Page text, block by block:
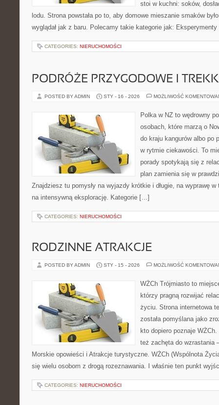
stoi w kuchni: soków,
lodu. Strona powstała po to, aby domowe mieszanie smaków
wyglądał jak z baru. Polecamy takie kategorie jak:
CATEGORIES: NIERUCHOMOŚCI
PODRÓŻE PRZYGODOWE I
POSTED BY ADMIN STY - 16 - 2026 MOŻLIWOŚĆ
Polka w NZ to wędrowny
osobach, które marzą o
do kraju kangurów albo po
w rytmie ciekawości. To
porady spotykają się z
plan zamienia się w
Znajdziesz tu pomysły na wyjazdy krótkie i długie, na wyprawę
na intensywną eksplorację. Kategorie […]
CATEGORIES: NIERUCHOMOŚCI
RODZINNE ATRAKCJE
POSTED BY ADMIN STY - 15 - 2026 MOŻLIWOŚĆ
WŻCh Trójmiasto to
którzy pragną rozwijać
życiu. Strona internetowa
została pomyślana jako
kto dopiero poznaje
też zachęta do wzrastania
Morskie opowieści i Atrakcje turystyczne. WŻCh (Wspólnota
się wielu osobom z drogą rozeznawania. I właśnie ten punkt
CATEGORIES: NIERUCHOMOŚCI